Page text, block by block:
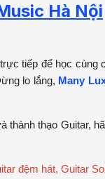
Hà Nội
tiếp để học cùng
lo lắng, Many
thành thạo Guitar,
đệm hát, Guitar